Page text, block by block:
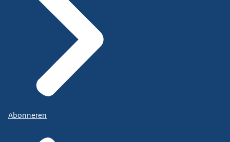
Abonneren